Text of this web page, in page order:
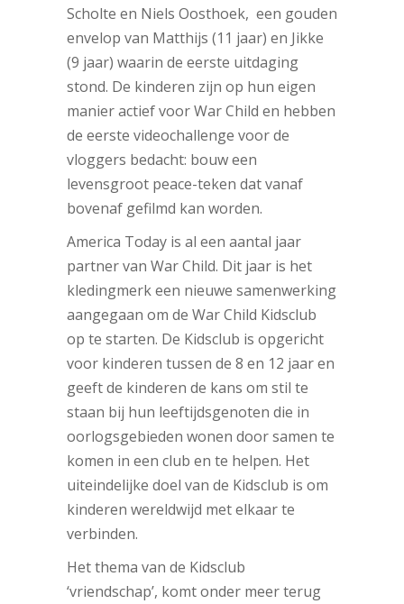
Scholte en Niels Oosthoek, een gouden
envelop van Matthijs (11 jaar) en Jikke
(9 jaar) waarin de eerste uitdaging
stond. De kinderen zijn op hun eigen
manier actief voor War Child en hebben
de eerste videochallenge voor de
vloggers bedacht: bouw een
levensgroot peace-teken dat vanaf
bovenaf gefilmd kan worden.
America Today is al een aantal jaar
partner van War Child. Dit jaar is het
kledingmerk een nieuwe samenwerking
aangegaan om de War Child Kidsclub
op te starten. De Kidsclub is opgericht
voor kinderen tussen de 8 en 12 jaar en
geeft de kinderen de kans om stil te
staan bij hun leeftijdsgenoten die in
oorlogsgebieden wonen door samen te
komen in een club en te helpen. Het
uiteindelijke doel van de Kidsclub is om
kinderen wereldwijd met elkaar te
verbinden.
Het thema van de Kidsclub
‘vriendschap’, komt onder meer terug